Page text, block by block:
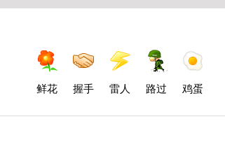
鲜花 握手 雷人 路过 鸡蛋